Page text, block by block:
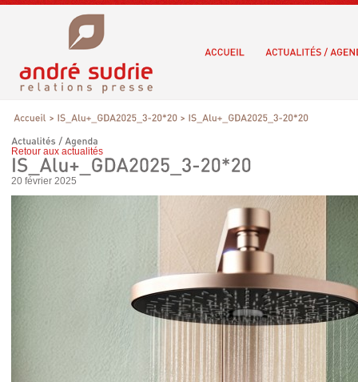
Retour aux actualités
20 février 2025